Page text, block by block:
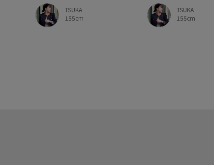
TSUKA
155cm
TSUKA
155cm